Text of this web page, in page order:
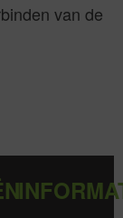
van de